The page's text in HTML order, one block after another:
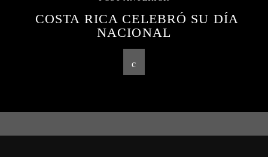
COSTA RICA CELEBRÓ SU DÍA
NACIONAL